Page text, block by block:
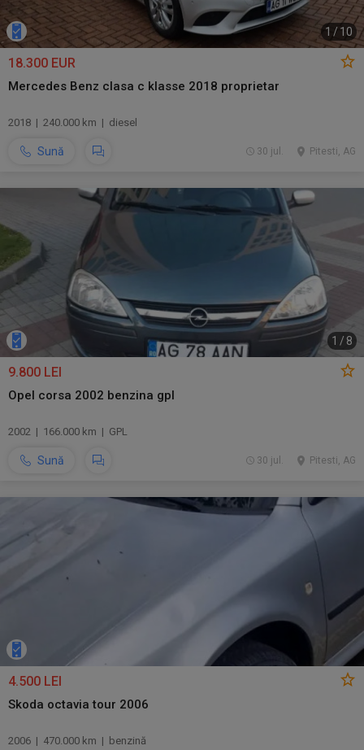
1 /10
18.300 EUR
Mercedes Benz clasa c klasse 2018 proprietar
2018 | 240.000 km | diesel
Sună Pitesti, AG
30 jul.
1 / 8
9.800 LEI
Opel corsa 2002 benzina gpl
2002 | 166.000 km | GPL
Sună Pitesti, AG
30 jul.
4.500 LEI
Skoda octavia tour 2006
2006 | 470.000 km | benzină